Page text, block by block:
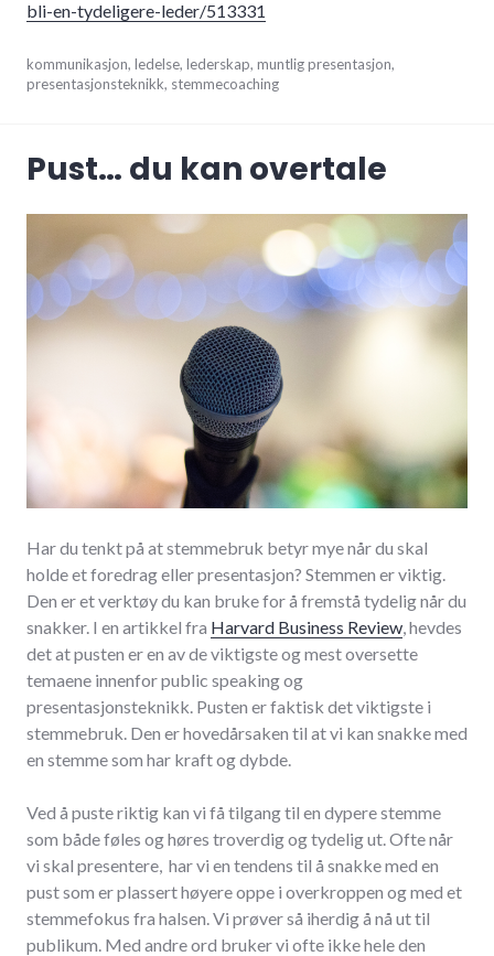
bli-en-tydeligere-leder/513331
februar
12,
kommunikasjon, ledelse, lederskap, muntlig presentasjon,
presentasjonsteknikk, stemmecoaching
Pust… du kan overtale
Har du tenkt på at stemmebruk betyr mye når du skal
holde et foredrag eller presentasjon? Stemmen er viktig.
Den er et verktøy du kan bruke for å fremstå tydelig når du
snakker. I en artikkel fra Harvard Business Review , hevdes
det at pusten er en av de viktigste og mest oversette
temaene innenfor public speaking og
presentasjonsteknikk. Pusten er faktisk det viktigste i
stemmebruk. Den er hovedårsaken til at vi kan snakke med
en stemme som har kraft og dybde.
Ved å puste riktig kan vi få tilgang til en dypere stemme
som både føles og høres troverdig og tydelig ut. Ofte når
vi skal presentere, har vi en tendens til å snakke med en
pust som er plassert høyere oppe i overkroppen og med et
stemmefokus fra halsen. Vi prøver så iherdig å nå ut til
publikum. Med andre ord bruker vi ofte ikke hele den